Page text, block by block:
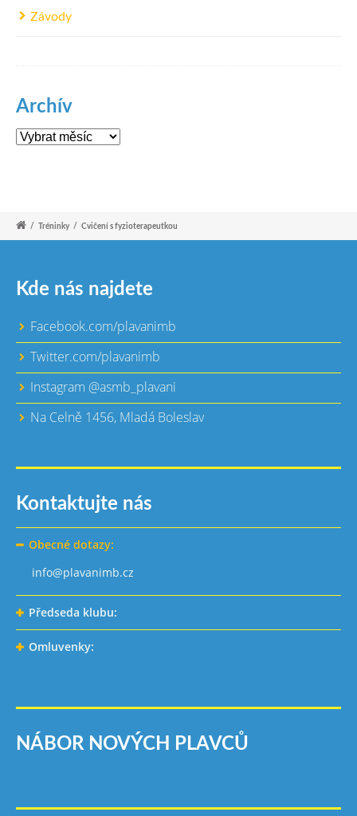
Závody
Archív
Archív
/ Tréninky / Cvičení s fyzioterapeutkou
Kde nás najdete
Facebook.com/plavanimb
Twitter.com/plavanimb
Instagram @asmb_plavani
Na Celně 1456, Mladá Boleslav
Kontaktujte nás
Obecné dotazy:
info@plavanimb.cz
Předseda klubu:
Omluvenky:
NÁBOR NOVÝCH PLAVCŮ